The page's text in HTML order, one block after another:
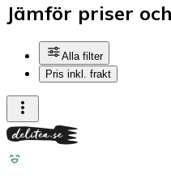
Jämför priser
Alla filter
Pris inkl. frakt